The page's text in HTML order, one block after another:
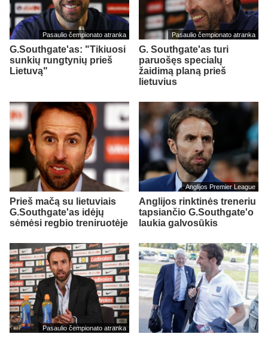
Pasaulio čempionato atranka
G.Southgate'as: "Tikiuosi
sunkių rungtynių prieš
Lietuvą"
Pasaulio čempionato atranka
G. Southgate'as turi
paruošęs specialų
žaidimą planą prieš
lietuvius
Prieš mačą su lietuviais
G.Southgate'as idėjų
sėmėsi regbio treniruotėje
Anglijos Premier League
Anglijos rinktinės treneriu
tapsiančio G.Southgate'o
laukia galvosūkis
Pasaulio čempionato atranka